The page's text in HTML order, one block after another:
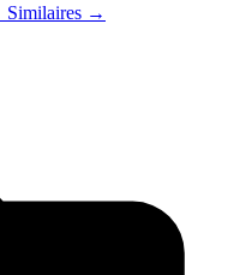
Similaires →